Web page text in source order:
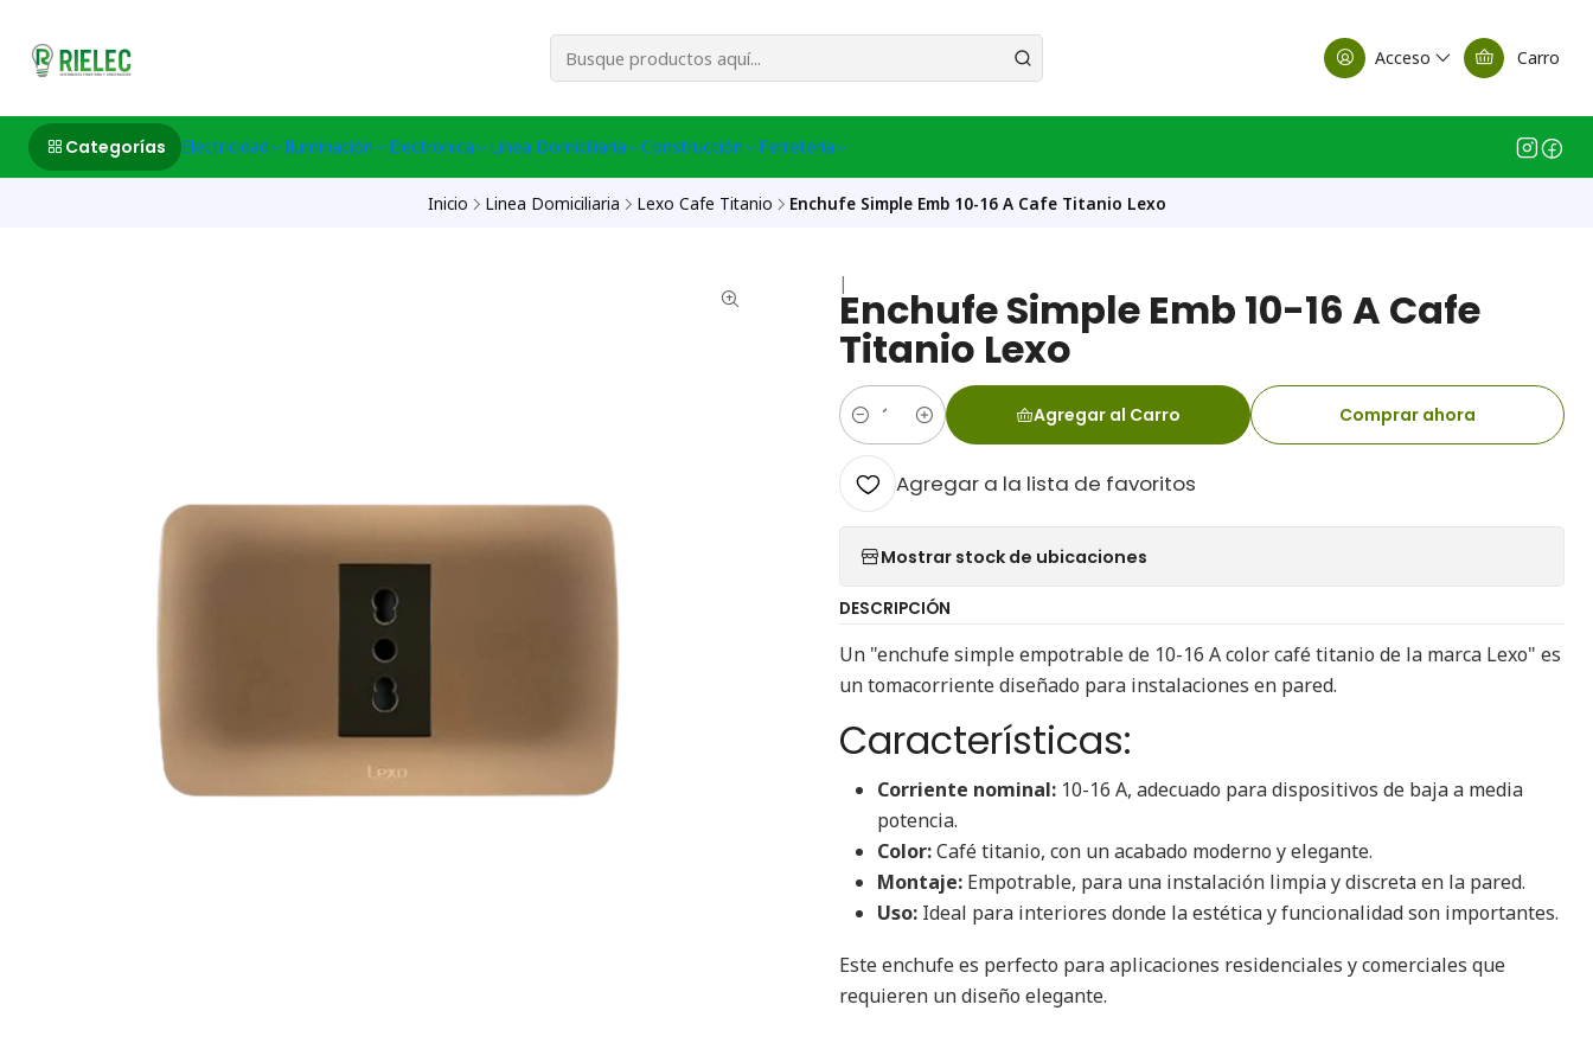
Acceso Carro
Categorías Electricidad Iluminación Electronica Linea Domiciliaria Construcción Ferreteria
Inicio Linea Domiciliaria Lexo Cafe Titanio Enchufe Simple Emb 10-16 A Cafe Titanio Lexo
|
Enchufe Simple Emb 10-16 A Cafe
Titanio Lexo
Cantidad
Agregar al Carro Comprar ahora
Agregar a la lista de favoritos
Mostrar stock de ubicaciones
DESCRIPCIÓN
Un "enchufe simple empotrable de 10-16 A color café titanio de la marca Lexo" es
un tomacorriente diseñado para instalaciones en pared.
Características:
Corriente nominal: 10-16 A, adecuado para dispositivos de baja a media
potencia.
Color:Café titanio, con un acabado moderno y elegante.
Montaje: Empotrable, para una instalación limpia y discreta en la pared.
Uso: Ideal para interiores donde la estética y funcionalidad son importantes.
Este enchufe es perfecto para aplicaciones residenciales y comerciales que
requieren un diseño elegante.